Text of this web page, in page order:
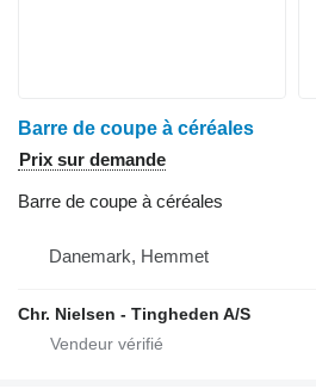
Barre de coupe à céréales
Prix sur demande
Barre de coupe à céréales
Danemark, Hemmet
Chr. Nielsen - Tingheden A/S